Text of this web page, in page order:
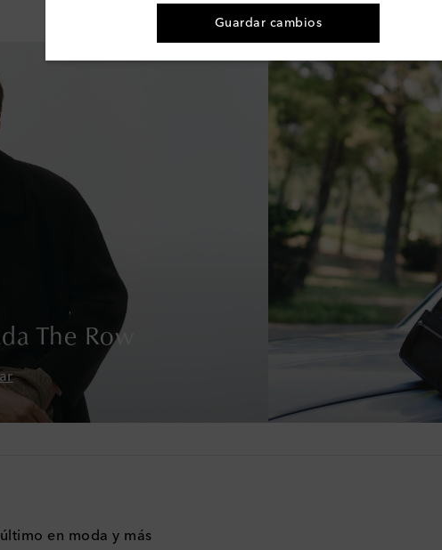
The Row
en moda y más
Guardar cambios